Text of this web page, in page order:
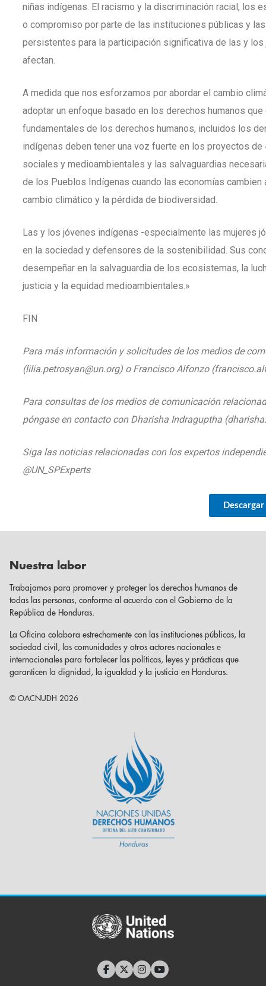
niñas indígenas. El racismo y la discriminación racial, los
o compromiso por parte de las instituciones públicas y
persistentes para la participación significativa de las y
afectan.
A medida que nos esforzamos por abordar el cambio
adoptar un enfoque basado en los derechos humanos
fundamentales de los derechos humanos, incluidos los
indígenas deben tener una voz fuerte en los proyectos
sociales y medioambientales y las salvaguardias
de los Pueblos Indígenas cuando las economías
cambio climático y la pérdida de biodiversidad.
Las y los jóvenes indígenas -especialmente las mujeres
en la sociedad y defensores de la sostenibilidad. Sus
desempeñar en la salvaguardia de los ecosistemas, la
justicia y la equidad medioambientales.»
FIN
Para más información y solicitudes de los medios de
(lilia.petrosyan@un.org) o Francisco Alfonzo
Para consultas de los medios de comunicación
póngase en contacto con Dharisha Indraguptha
Siga las noticias relacionadas con los expertos
@UN_SPExperts
Nuestra labor
Trabajamos para promover y proteger los derechos humanos de
todas las personas, conforme al acuerdo con el Gobierno de la
República de Honduras.
La Oficina colabora estrechamente con las instituciones públicas, la
sociedad civil, las comunidades y otros actores nacionales e
internacionales para fortalecer las políticas, leyes y prácticas que
garanticen la dignidad, la igualdad y la justicia en Honduras.
© OACNUDH 2026